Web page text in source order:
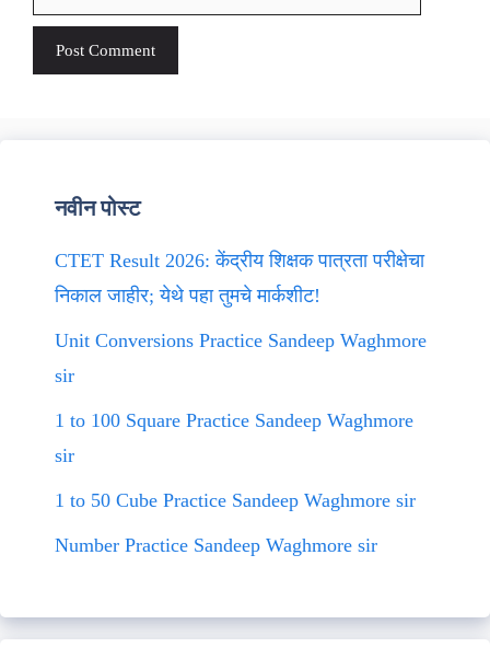
नवीन पोस्ट
CTET Result 2026: केंद्रीय शिक्षक पात्रता परीक्षेचा
निकाल जाहीर; येथे पहा तुमचे मार्कशीट!
Unit Conversions Practice Sandeep Waghmore
sir
1 to 100 Square Practice Sandeep Waghmore
sir
1 to 50 Cube Practice Sandeep Waghmore sir
Number Practice Sandeep Waghmore sir